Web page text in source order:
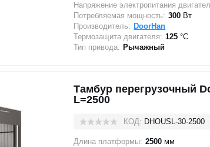
Напряжение электропитания
Потребляемая мощность: 300 Вт
Производитель: DoorHan
Термозащита двигателя: 125 °C
Тип привода: Рычажный
Тамбур перегрузочный
L=2500
КОД: DHOUSL-30-2500
Длина платформы: 2500 мм